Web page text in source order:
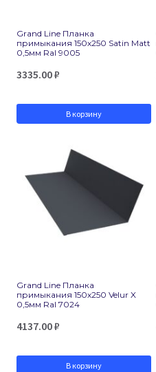
Grand Line Планка
примыкания 150х250 Satin Matt
0,5мм Ral 9005
3335.00₽
В корзину
Grand Line Планка
примыкания 150х250 Velur X
0,5мм Ral 7024
4137.00₽
В корзину